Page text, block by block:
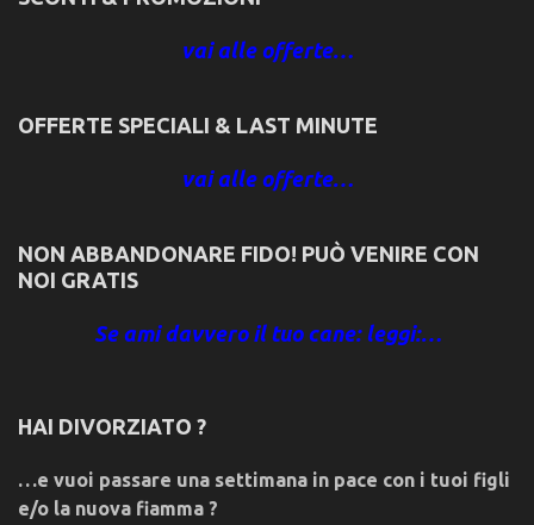
vai alle offerte…
OFFERTE SPECIALI & LAST MINUTE
vai alle offerte…
NON ABBANDONARE FIDO! PUÒ VENIRE CON
NOI GRATIS
Se ami davvero il tuo cane: leggi:…
HAI DIVORZIATO ?
…e vuoi passare una settimana in pace con i tuoi figli
e/o la nuova fiamma ?